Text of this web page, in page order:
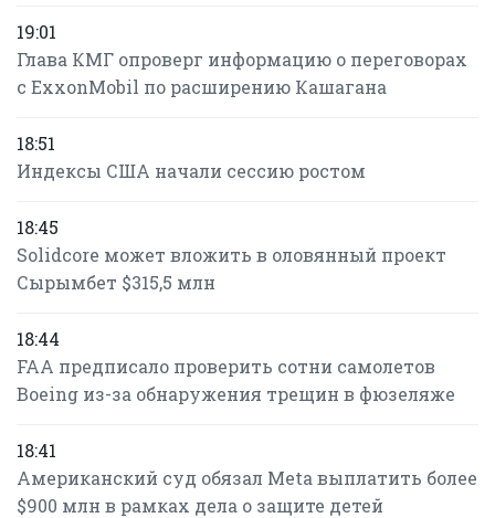
19:01
Глава КМГ опроверг информацию о переговорах
с ExxonMobil по расширению Кашагана
18:51
Индексы США начали сессию ростом
18:45
Solidcore может вложить в оловянный проект
Сырымбет $315,5 млн
18:44
FAA предписало проверить сотни самолетов
Boeing из-за обнаружения трещин в фюзеляже
18:41
Американский суд обязал Meta выплатить более
$900 млн в рамках дела о защите детей